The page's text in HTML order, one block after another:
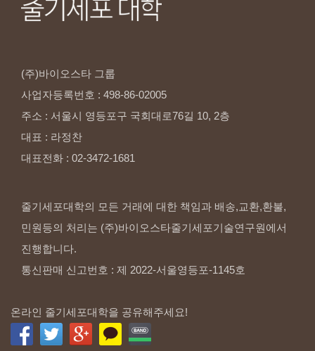
(주)바이오스타 그룹
사업자등록번호 : 498-86-02005
주소 : 서울시 영등포구 국회대로76길 10, 2층
대표 : 라정찬
대표전화 : 02-3472-1681
줄기세포대학의 모든 거래에 대한 책임과 배송,교환,환불,
민원등의 처리는 (주)바이오스타줄기세포기술연구원에서
진행합니다.
통신판매 신고번호 : 제 2022-서울영등포-1145호
온라인 줄기세포대학을 공유해주세요!